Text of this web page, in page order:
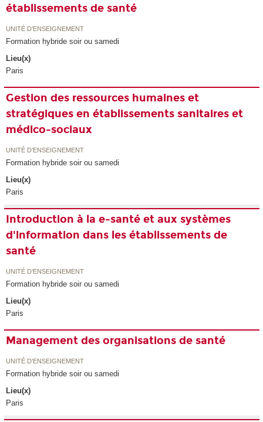
établissements de santé
UNITÉ D’ENSEIGNEMENT
Formation hybride soir ou samedi
Lieu(x)
Paris
Gestion des ressources humaines et
stratégiques en établissements sanitaires et
médico-sociaux
UNITÉ D’ENSEIGNEMENT
Formation hybride soir ou samedi
Lieu(x)
Paris
Introduction à la e-santé et aux systèmes
d'information dans les établissements de
santé
UNITÉ D’ENSEIGNEMENT
Formation hybride soir ou samedi
Lieu(x)
Paris
Management des organisations de santé
UNITÉ D’ENSEIGNEMENT
Formation hybride soir ou samedi
Lieu(x)
Paris